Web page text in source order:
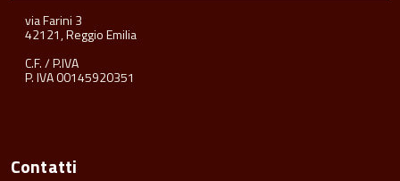
via Farini 3
42121, Reggio Emilia
C.F. / P.IVA
P. IVA 00145920351
Contatti